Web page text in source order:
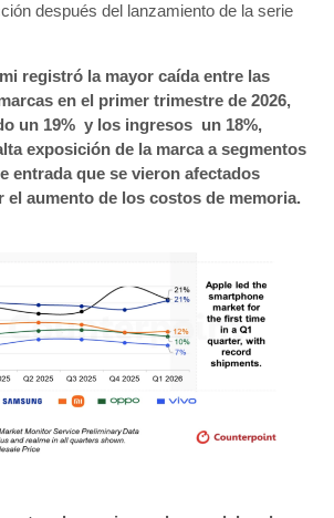
después del lanzamiento de la serie
registró la mayor caída entre las
en el primer trimestre de 2026,
un 19% y los ingresos un 18%,
exposición de la marca a segmentos
entrada que se vieron afectados
el aumento de los costos de memoria.